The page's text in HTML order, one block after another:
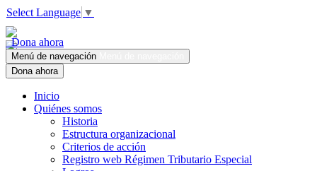
Select Language ▼
Dona ahora
Menú de navegación
Dona ahora
Inicio
Quiénes somos
Historia
Estructura organizacional
Criterios de acción
Registro web Régimen Tributario Especial